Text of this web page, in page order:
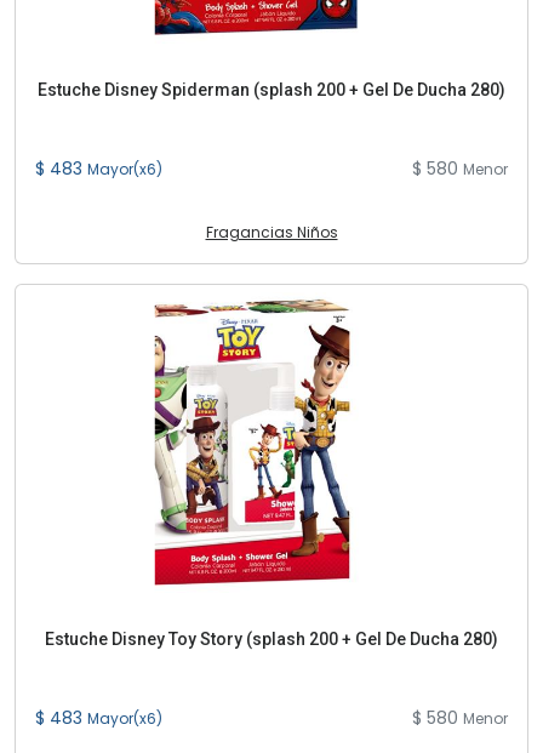
Estuche Disney Spiderman (splash 200 + Gel De Ducha 280)
$ 483 Mayor(x6) $ 580 Menor
Fragancias Niños
Estuche Disney Toy Story (splash 200 + Gel De Ducha 280)
$ 483 Mayor(x6) $ 580 Menor